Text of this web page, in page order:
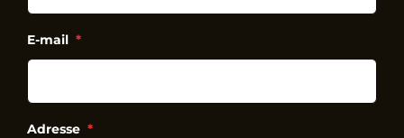
E-mail *
Adresse *